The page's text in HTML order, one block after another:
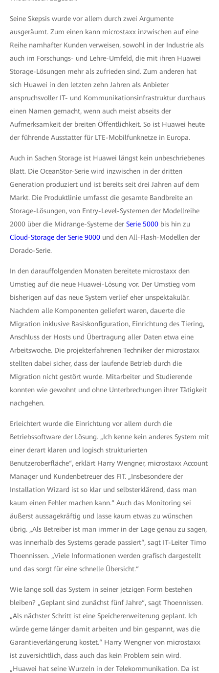
Seine Skepsis wurde vor allem durch zwei Argumente
ausgeräumt. Zum einen kann microstaxx inzwischen auf eine
Reihe namhafter Kunden verweisen, sowohl in der Industrie als
auch im Forschungs- und Lehre-Umfeld, die mit ihren Huawei
Storage-Lösungen mehr als zufrieden sind. Zum anderen hat
sich Huawei in den letzten zehn Jahren als Anbieter
anspruchsvoller IT- und Kommunikationsinfrastruktur durchaus
einen Namen gemacht, wenn auch meist abseits der
Aufmerksamkeit der breiten Öffentlichkeit. So ist Huawei heute
der führende Ausstatter für LTE-Mobilfunknetze in Europa.
Auch in Sachen Storage ist Huawei längst kein unbeschriebenes
Blatt. Die OceanStor-Serie wird inzwischen in der dritten
Generation produziert und ist bereits seit drei Jahren auf dem
Markt. Die Produktlinie umfasst die gesamte Bandbreite an
Storage-Lösungen, von Entry-Level-Systemen der Modellreihe
2000 über die Midrange-Systeme der Serie 5000 bis hin zu
Cloud-Storage der Serie 9000 und den All-Flash-Modellen der
Dorado-Serie.
In den darauffolgenden Monaten bereitete microstaxx den
Umstieg auf die neue Huawei-Lösung vor. Der Umstieg vom
bisherigen auf das neue System verlief eher unspektakulär.
Nachdem alle Komponenten geliefert waren, dauerte die
Migration inklusive Basiskonfiguration, Einrichtung des Tiering,
Anschluss der Hosts und Übertragung aller Daten etwa eine
Arbeitswoche. Die projekterfahrenen Techniker der microstaxx
stellten dabei sicher, dass der laufende Betrieb durch die
Migration nicht gestört wurde. Mitarbeiter und Studierende
konnten wie gewohnt und ohne Unterbrechungen ihrer Tätigkeit
nachgehen.
Erleichtert wurde die Einrichtung vor allem durch die
Betriebssoftware der Lösung. „Ich kenne kein anderes System mit
einer derart klaren und logisch strukturierten
Benutzeroberfläche“, erklärt Harry Wengner, microstaxx Account
Manager und Kundenbetreuer des FIT. „Insbesondere der
Installation Wizard ist so klar und selbsterklärend, dass man
kaum einen Fehler machen kann.“ Auch das Monitoring sei
äußerst aussagekräftig und lasse kaum etwas zu wünschen
übrig. „Als Betreiber ist man immer in der Lage genau zu sagen,
was innerhalb des Systems gerade passiert“, sagt IT-Leiter Timo
Thoennissen. „Viele Informationen werden grafisch dargestellt
und das sorgt für eine schnelle Übersicht.“
Wie lange soll das System in seiner jetzigen Form bestehen
bleiben? „Geplant sind zunächst fünf Jahre“, sagt Thoennissen.
„Als nächster Schritt ist eine Speichererweiterung geplant. Ich
würde gerne länger damit arbeiten und bin gespannt, was die
Garantieverlängerung kostet.“ Harry Wengner von microstaxx
ist zuversichtlich, dass auch das kein Problem sein wird.
„Huawei hat seine Wurzeln in der Telekommunikation. Da ist